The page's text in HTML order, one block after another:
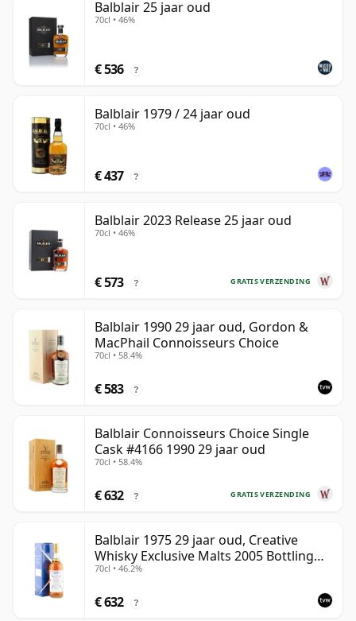
Balblair 25 jaar oud
70cl • 46%
€ 536 ?
Balblair 1979 / 24 jaar oud
70cl • 46%
€ 437 ?
Balblair 2023 Release 25 jaar oud
70cl • 46%
GRATIS VERZENDING
€ 573 ?
Balblair 1990 29 jaar oud, Gordon &
MacPhail Connoisseurs Choice
70cl • 58.4%
€ 583 ?
Balblair Connoisseurs Choice Single
Cask #4166 1990 29 jaar oud
70cl • 58.4%
GRATIS VERZENDING
€ 632 ?
Balblair 1975 29 jaar oud, Creative
Whisky Exclusive Malts 2005 Bottling
with Carton
70cl • 46.2%
€ 632 ?